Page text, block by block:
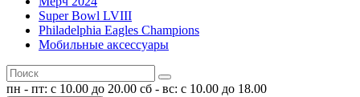
Super Bowl LVIII
Philadelphia Eagles Champions
Мобильные аксессуары
пн - пт: с 10.00 до 20.00 сб - вс: с 10.00 до 18.00